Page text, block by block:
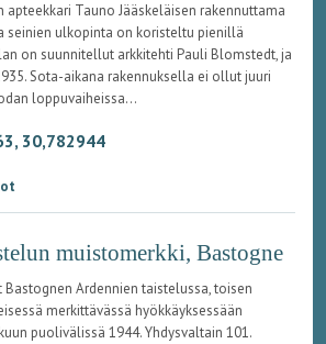
Tauno Jääskeläisen rakennuttama
seinien ulkopinta on koristeltu pienillä
on suunnitellut arkkitehti Pauli Blomstedt, ja
Sota-aikana rakennuksella ei ollut juuri
loppuvaiheissa...
30,782944
muistomerkki, Bastogne
Ardennien taistelussa, toisen
merkittävässä hyökkäyksessään
puolivälissä 1944. Yhdysvaltain 101.